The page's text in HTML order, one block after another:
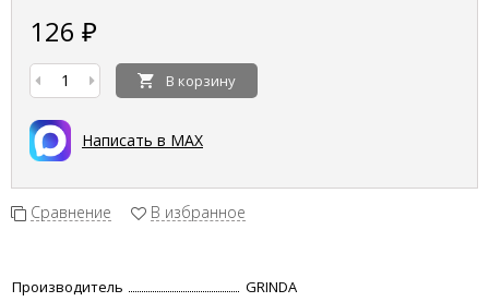
126 ₽
В корзину
Написать в MAX
Сравнение В избранное
Производитель
GRINDA